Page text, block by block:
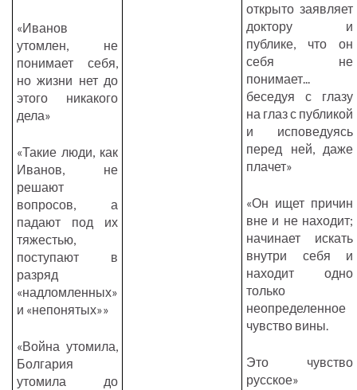
«Иванов
утомлен, не
понимает себя,
но жизни нет до
этого никакого
дела»
«Такие люди, как
Иванов, не
решают
вопросов, а
падают под их
тяжестью,
поступают в
разряд
«надломленных»
и «непонятых»»
«Война утомила,
Болгария
утомила до
открыто заявляет
доктору и
публике, что он
себя не
понимает...
беседуя с глазу
на глаз с публикой
и исповедуясь
перед ней, даже
плачет»
«Он ищет причин
вне и не находит;
начинает искать
внутри себя и
находит одно
только
неопределенное
чувство вины.
Это чувство
русское»